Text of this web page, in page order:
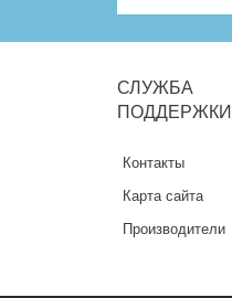
СЛУЖБА
ПОДДЕРЖКИ
Контакты
Карта сайта
Производители